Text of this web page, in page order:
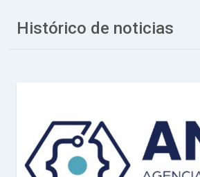
Histórico de noticias